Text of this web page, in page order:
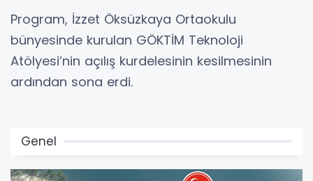
Program, İzzet Öksüzkaya Ortaokulu
bünyesinde kurulan GÖKTİM Teknoloji
Atölyesi’nin açılış kurdelesinin kesilmesinin
ardından sona erdi.
Genel